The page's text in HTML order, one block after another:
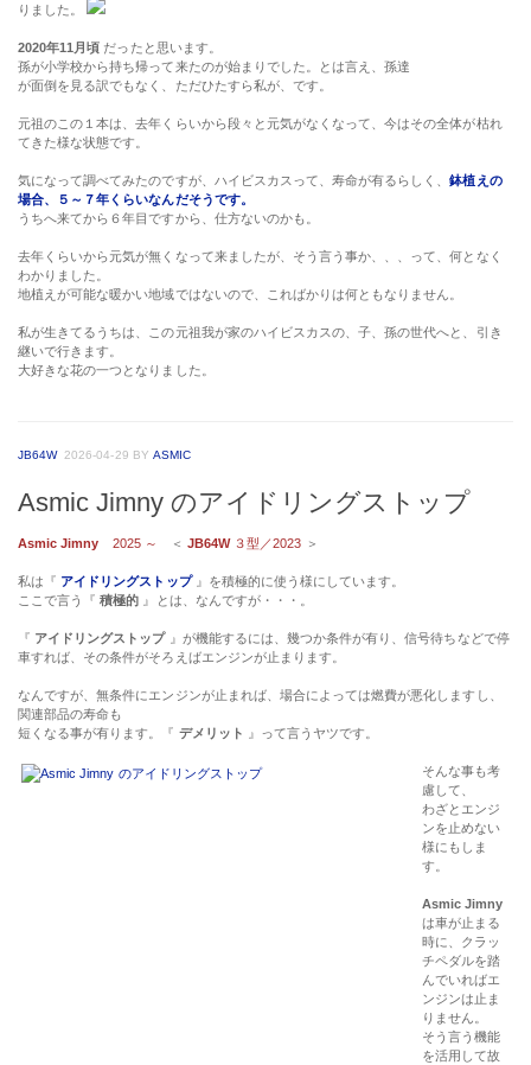
りました。
2020年11月頃 だったと思います。
孫が小学校から持ち帰って来たのが始まりでした。とは言え、孫達
が面倒を見る訳でもなく、ただひたすら私が、です。
元祖のこの１本は、去年くらいから段々と元気がなくなって、今はその全体が枯れ
てきた様な状態です。
気になって調べてみたのですが、ハイビスカスって、寿命が有るらしく、鉢植えの
場合、５～７年くらいなんだそうです。
うちへ来てから６年目ですから、仕方ないのかも。
去年くらいから元気が無くなって来ましたが、そう言う事か、、、って、何となく
わかりました。
地植えが可能な暖かい地域ではないので、こればかりは何ともなりません。
私が生きてるうちは、この元祖我が家のハイビスカスの、子、孫の世代へと、引き
継いで行きます。
大好きな花の一つとなりました。
JB64W 2026-04-29 BY ASMIC
Asmic Jimny のアイドリングストップ
Asmic Jimny 2025 ～ ＜ JB64W３型／2023 ＞
私は『 アイドリングストップ』を積極的に使う様にしています。
ここで言う『積極的 』とは、なんですが・・・。
『 アイドリングストップ』が機能するには、幾つか条件が有り、信号待ちなどで停
車すれば、その条件がそろえばエンジンが止まります。
なんですが、無条件にエンジンが止まれば、場合によっては燃費が悪化しますし、
関連部品の寿命も
短くなる事が有ります。『 デメリット 』って言うヤツです。
そんな事も考
慮して、
わざとエンジ
ンを止めない
様にもしま
す。
Asmic Jimny
は車が止まる
時に、クラッ
チペダルを踏
んでいればエ
ンジンは止ま
りません。
そう言う機能
を活用して故